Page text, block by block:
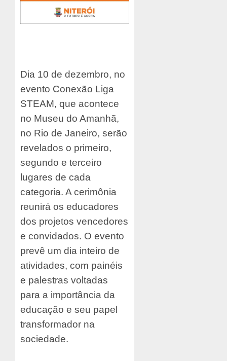
Dia 10 de dezembro, no
evento Conexão Liga
STEAM, que acontece
no Museu do Amanhã,
no Rio de Janeiro, serão
revelados o primeiro,
segundo e terceiro
lugares de cada
categoria. A cerimônia
reunirá os educadores
dos projetos vencedores
e convidados. O evento
prevê um dia inteiro de
atividades, com painéis
e palestras voltadas
para a importância da
educação e seu papel
transformador na
sociedade.